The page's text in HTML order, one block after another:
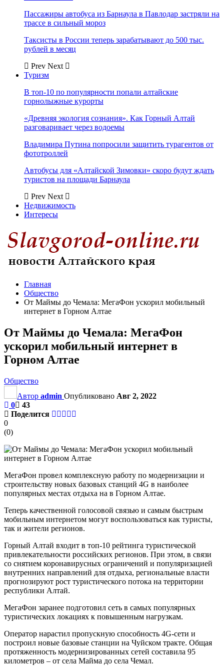
Пассажиры автобуса из Барнаула в Павлодар застряли на
трассе в сильный мороз
Таксисты в России теперь зарабатывают до 500 тыс.
рублей в месяц
Prev Next
Туризм
В топ-10 по популярности попали алтайские
горнолыжные курорты
«Древняя экология сознания». Как Горный Алтай
разговаривает через водоемы
Владимира Путина попросили защитить турагентов от
фототроллей
Автобусы для «Алтайской Зимовки» скоро будут ждать
туристов на площади Барнаула
Prev Next
Недвижимость
Интересы
Главная
Общество
От Маймы до Чемала: МегаФон ускорил мобильный
интернет в Горном Алтае
От Маймы до Чемала: МегаФон
ускорил мобильный интернет в
Горном Алтае
Общество
Автор admin Опубликовано Авг 2, 2022
0
43
Поделится
0
(0)
МегаФон провел комплексную работу по модернизации и
строительству новых базовых станций 4G в наиболее
популярных местах отдыха на в Горном Алтае.
Теперь качественной голосовой связью и самым быстрым
мобильным интернетом могут воспользоваться как туристы,
так и жители регионов.
Горный Алтай входит в топ-10 рейтинга туристической
привлекательности российских регионов. При этом, в связи
со снятием коронавирусных ограничений и популяризацией
внутренних направлений для отдыха, региональные власти
прогнозируют рост туристического потока на территории
республики Алтай.
МегаФон заранее подготовил сеть в самых популярных
туристических локациях к повышенным нагрузкам.
Оператор нарастил пропускную способность 4G-сети и
построил новые базовые станции на Чуйском тракте. Общая
протяженность модернизированных сетей составила 95
километров – от села Майма до села Чемал.